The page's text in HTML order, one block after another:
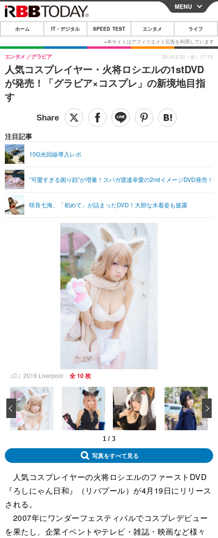
CLOSE
ホーム
IT・デジタル
IT・デジタルTOP スマートフォン
ショッピング その他
SPEED TEST
エンタメ
エンタメTOP 映画・ドラマ
音楽
ペット
リリース一覧
プッシュ通知の停止方法
MENU
ホーム IT・デジタル SPEED TEST エンタメ ライフ
人気コスプレイヤー・火将ロシエルの1stDVD
が発売！「グラビア×コスプレ」の新境地目指
す
エンタメ グラビア
注目記事
10G光回線導入レポ
“可愛すぎる困り顔”が増量！スパガ渡邉幸愛の2ndイメージDVD発売！
咲良七海、「初めて」が詰まったDVD！大胆な水着姿も披露
2019.3.22（金）17:15
（C）2019 Liverpool 全 10 枚
1 / 3
‹
写真をすべて見る
人気コスプレイヤーの火将ロシエルのファーストDVD
『ろしにゃん日和』（リバプール）が4月19日にリリース
される。
2007年にワンダーフェスティバルでコスプレデビュー
を果たし、企業イベントやテレビ・雑誌・映画など様々